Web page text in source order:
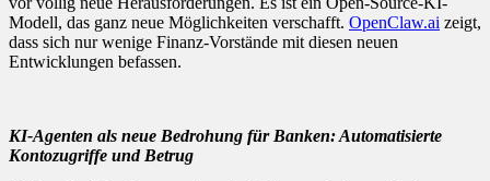
Modell, das ganz neue Möglichkeiten verschafft. OpenClaw.ai zeigt,
dass sich nur wenige Finanz-Vorstände mit diesen neuen
Entwicklungen befassen.
KI-Agenten als neue Bedrohung für Banken: Automatisierte
Kontozugriffe und Betrug